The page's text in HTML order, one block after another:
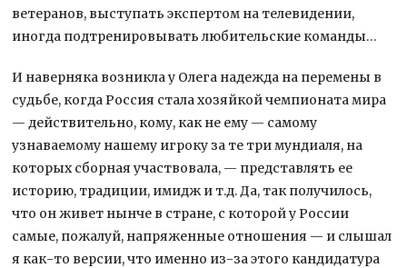
ветеранов, выступать экспертом на телевидении,
иногда подтренировывать любительские команды…
И наверняка возникла у Олега надежда на перемены в
судьбе, когда Россия стала хозяйкой чемпионата мира
— действительно, кому, как не ему — самому
узнаваемому нашему игроку за те три мундиаля, на
которых сборная участвовала, — представлять ее
историю, традиции, имидж и т.д. Да, так получилось,
что он живет нынче в стране, с которой у России
самые, пожалуй, напряженные отношения — и слышал
я как-то версии, что именно из-за этого кандидатура